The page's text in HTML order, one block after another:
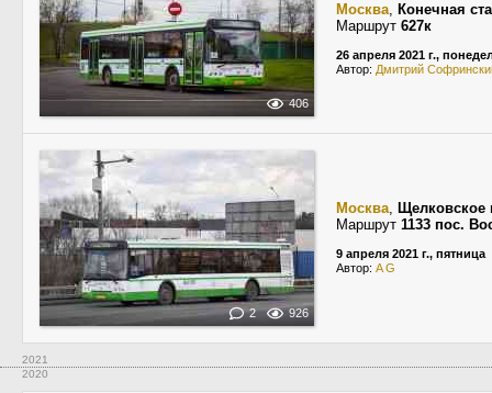
406
Москва, Конечная
Маршрут 627к
26 апреля 2021 г.,
Автор: Дмитрий
2 926
Москва, Щелковское
Маршрут 1133 пос.
9 апреля 2021 г., пятница
Автор: A G
2021
2020